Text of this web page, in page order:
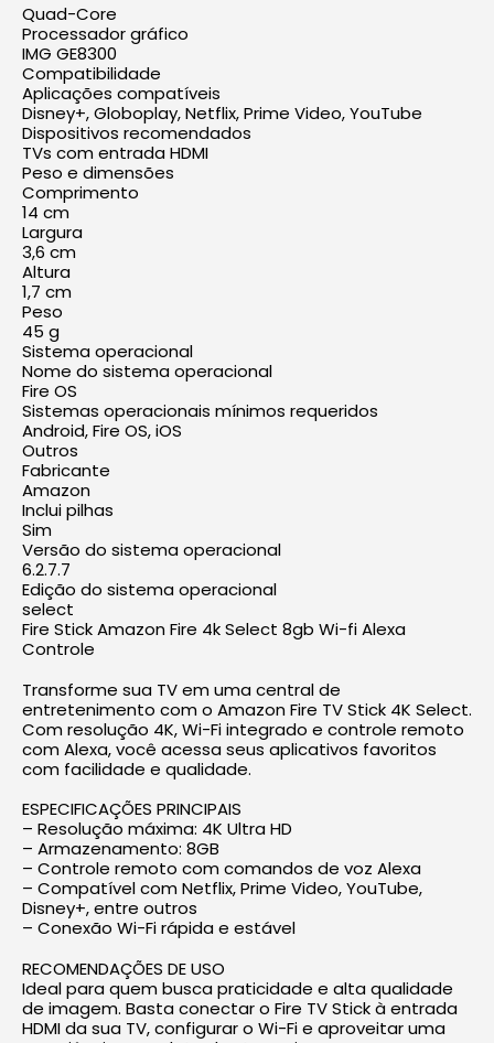
Quad-Core
Processador gráfico
IMG GE8300
Compatibilidade
Aplicações compatíveis
Disney+, Globoplay, Netflix, Prime Video, YouTube
Dispositivos recomendados
TVs com entrada HDMI
Peso e dimensões
Comprimento
14 cm
Largura
3,6 cm
Altura
1,7 cm
Peso
45 g
Sistema operacional
Nome do sistema operacional
Fire OS
Sistemas operacionais mínimos requeridos
Android, Fire OS, iOS
Outros
Fabricante
Amazon
Inclui pilhas
Sim
Versão do sistema operacional
6.2.7.7
Edição do sistema operacional
select
Fire Stick Amazon Fire 4k Select 8gb Wi-fi Alexa
Controle
Transforme sua TV em uma central de
entretenimento com o Amazon Fire TV Stick 4K Select.
Com resolução 4K, Wi-Fi integrado e controle remoto
com Alexa, você acessa seus aplicativos favoritos
com facilidade e qualidade.
ESPECIFICAÇÕES PRINCIPAIS
– Resolução máxima: 4K Ultra HD
– Armazenamento: 8GB
– Controle remoto com comandos de voz Alexa
– Compatível com Netflix, Prime Video, YouTube,
Disney+, entre outros
– Conexão Wi-Fi rápida e estável
RECOMENDAÇÕES DE USO
Ideal para quem busca praticidade e alta qualidade
de imagem. Basta conectar o Fire TV Stick à entrada
HDMI da sua TV, configurar o Wi-Fi e aproveitar uma